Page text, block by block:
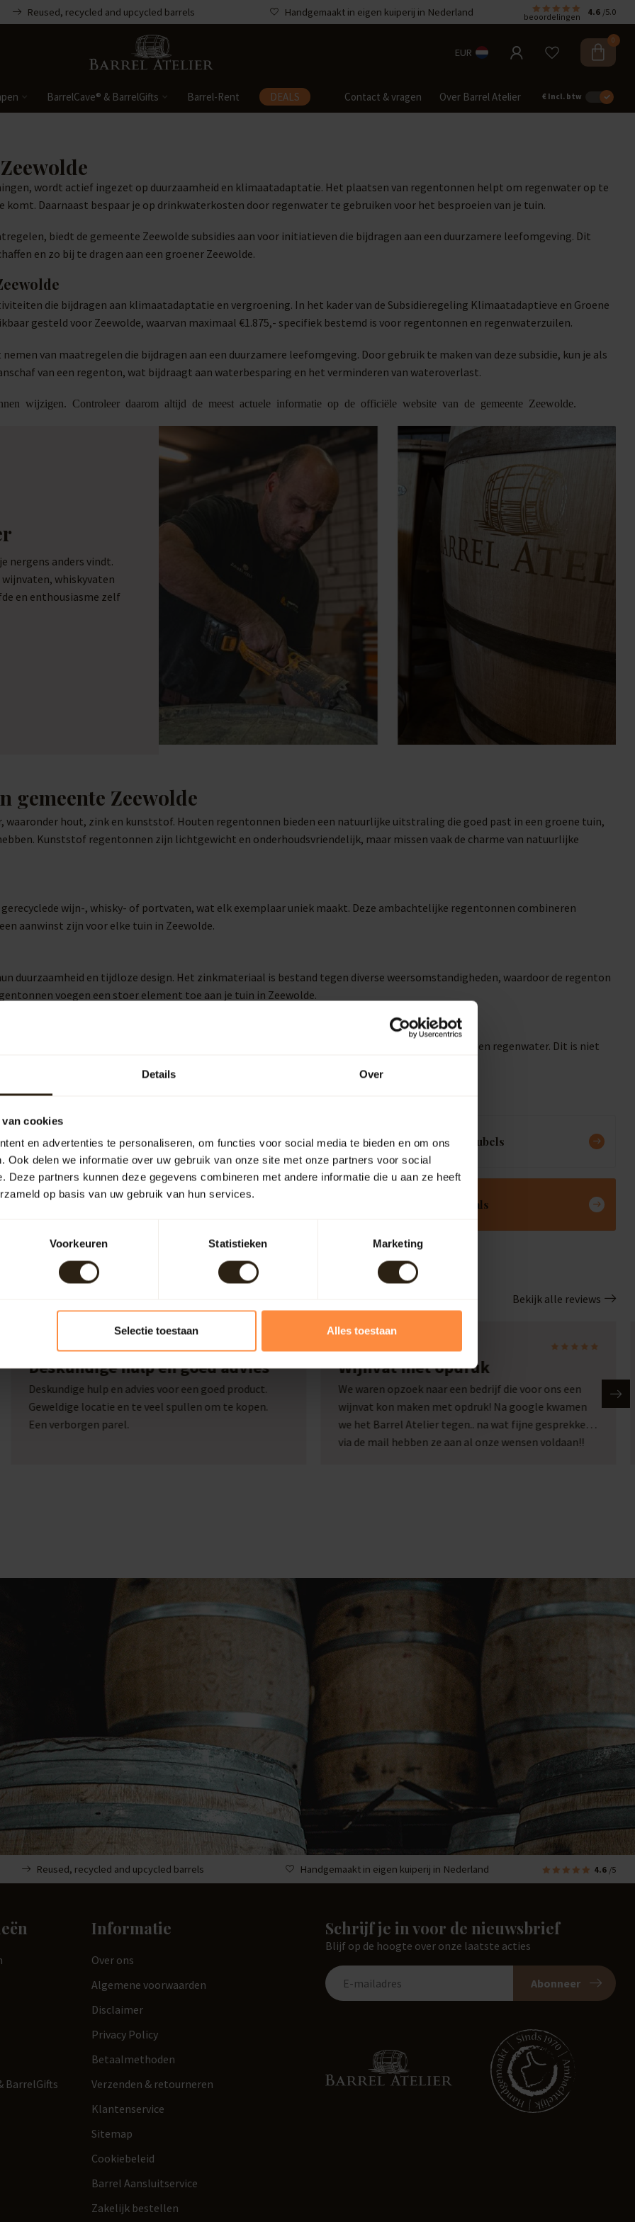
Details Over
cookies
en advertenties te personaliseren, om functies voor social media te bieden en om ons
Ook delen we informatie over uw gebruik van onze site met onze partners voor social
Deze partners kunnen deze gegevens combineren met andere informatie die u aan ze heeft
op basis van uw gebruik van hun services.
Voorkeuren Statistieken Marketing
Selectie toestaan Alles toestaan
Reused, recycled and upcycled barrels Handgemaakt in eigen kuiperij in Nederland beoordelingen 4.6 /5.0
EUR
0
BarrelCave® & BarrelGifts Barrel-Rent DEALS Contact & vragen Over Barrel Atelier € Incl. btw
wordt actief ingezet op duurzaamheid en klimaatadaptatie. Het plaatsen van regentonnen helpt om regenwater op te
Daarnaast bespaar je op drinkwaterkosten door regenwater te gebruiken voor het besproeien van je tuin.
biedt de gemeente Zeewolde subsidies aan voor initiatieven die bijdragen aan een duurzamere leefomgeving. Dit
en zo bij te dragen aan een groener Zeewolde.
die bijdragen aan klimaatadaptatie en vergroening. In het kader van de Subsidieregeling Klimaatadaptieve en Groene
gesteld voor Zeewolde, waarvan maximaal €1.875,- specifiek bestemd is voor regentonnen en regenwaterzuilen.
van maatregelen die bijdragen aan een duurzamere leefomgeving. Door gebruik te maken van deze subsidie, kun je als
van een regenton, wat bijdraagt aan waterbesparing en het verminderen van wateroverlast.
wijzigen. Controleer daarom altijd de meest actuele informatie op de officiële website van de gemeente Zeewolde.
nergens anders vindt.
whiskyvaten
en enthousiasme zelf
gemeente Zeewolde
hout, zink en kunststof. Houten regentonnen bieden een natuurlijke uitstraling die goed past in een groene tuin,
Kunststof regentonnen zijn lichtgewicht en onderhoudsvriendelijk, maar missen vaak de charme van natuurlijke
wijn-, whisky- of portvaten, wat elk exemplaar uniek maakt. Deze ambachtelijke regentonnen combineren
aanwinst zijn voor elke tuin in Zeewolde.
duurzaamheid en tijdloze design. Het zinkmateriaal is bestand tegen diverse weersomstandigheden, waardoor de regenton
voegen een stoer element toe aan je tuin in Zeewolde.
pomp of kraan. Hiermee kun je eenvoudig een gieter vullen of je tuin besproeien met opgevangen regenwater. Dit is niet
duurzamer Zeewolde.
Outdoor Meubels
& Deals
Bekijk alle reviews
Marcel Beckers
Deskundige hulp en goed advies
Deskundige hulp en advies voor een goed product.
Geweldige locatie en te veel spullen om te kopen.
Een verborgen parel.
Wijnvat met opdruk
We waren opzoek naar een bedrijf die voor ons een
wijnvat kon maken met opdruk! Na google kwamen
we het Barrel Atelier tegen.. na wat fijne gesprekken
via de mail hebben ze aan al onze wensen voldaan!!
Reused, recycled and upcycled barrels Handgemaakt in eigen kuiperij in Nederland 4.6 /5
BarrelGifts
Informatie
Over ons
Algemene voorwaarden
Disclaimer
Privacy Policy
Betaalmethoden
Verzenden & retourneren
Klantenservice
Sitemap
Cookiebeleid
Barrel Aansluitservice
Zakelijk bestellen
Schrijf je in voor de nieuwsbrief
Blijf op de hoogte over onze laatste acties
Abonneer